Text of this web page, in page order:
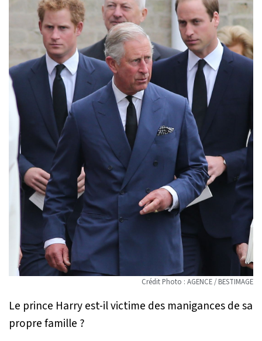
Crédit Photo : AGENCE / BESTIMAGE
Le prince Harry est-il victime des manigances de sa
propre famille ?